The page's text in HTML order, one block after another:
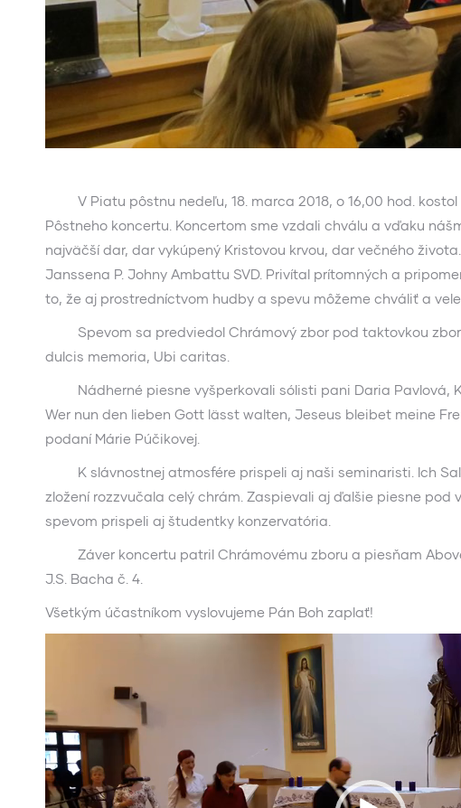
V Piatu pôstnu nedeľu, 18. marca 2018, o 16,00 hod. kostol
Pôstneho koncertu. Koncertom sme vzdali chválu a vďaku
najväčší dar, dar vykúpený Kristovou krvou, dar večného
Janssena P. Johny Ambattu SVD. Privítal prítomných a
to, že aj prostredníctvom hudby a spevu môžeme chváliť a
Spevom sa predviedol Chrámový zbor pod taktovkou
dulcis memoria, Ubi caritas.
Nádherné piesne vyšperkovali sólisti pani Daria Pavlová,
Wer nun den lieben Gott lässt walten, Jeseus bleibet meine
podaní Márie Púčikovej.
K slávnostnej atmosfére prispeli aj naši seminaristi. Ich
zložení rozzvučala celý chrám. Zaspievali aj ďalšie piesne pod
spevom prispeli aj študentky konzervatória.
Záver koncertu patril Chrámovému zboru a piesňam
J.S. Bacha č. 4.
Všetkým účastníkom vyslovujeme Pán Boh zaplať!